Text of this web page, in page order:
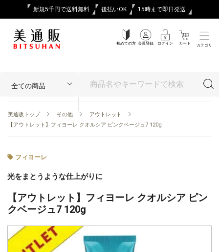
新規5千円で送料無料 後払いOK 15時まで即日発送
初めての方 会員登録 ログイン カート カテゴリ
美通販トップ その他
アウトレット
【アウトレット】フィヨーレ クオルシア ピンクベージュ7 120g
フィヨーレ
光をまとうような仕上がりに
【アウトレット】フィヨーレ クオルシア ピン
クベージュ7 120g